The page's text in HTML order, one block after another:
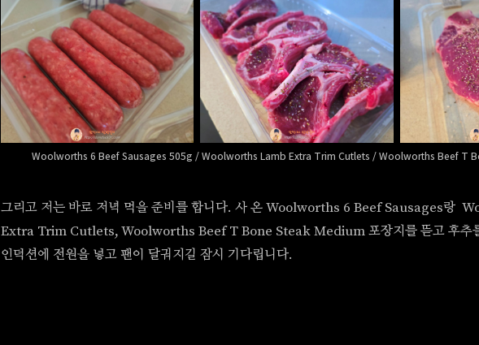
Woolworths 6 Beef Sausages 505g / Woolworths Lamb Extra Trim Cutlets / Woolworths Beef T
그리고 저는 바로 저녁 먹을 준비를 합니다. 사 온 Woolworths 6 Beef Sausages랑
Extra Trim Cutlets, Woolworths Beef T Bone Steak Medium 포장지를 뜯고 후추
인덕션에 전원을 넣고 팬이 달궈지길 잠시 기다립니다.